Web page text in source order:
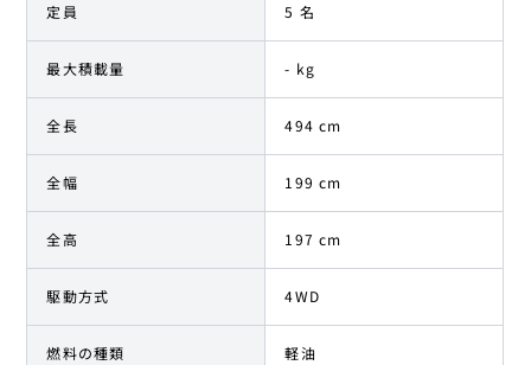
定員 5 名
最大積載量 - kg
全長 494 cm
全幅 199 cm
全高 197 cm
駆動方式 4WD
燃料の種類 軽油